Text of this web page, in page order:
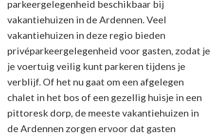
parkeergelegenheid beschikbaar bij
vakantiehuizen in de Ardennen. Veel
vakantiehuizen in deze regio bieden
privéparkeergelegenheid voor gasten, zodat je
je voertuig veilig kunt parkeren tijdens je
verblijf. Of het nu gaat om een afgelegen
chalet in het bos of een gezellig huisje in een
pittoresk dorp, de meeste vakantiehuizen in
de Ardennen zorgen ervoor dat gasten